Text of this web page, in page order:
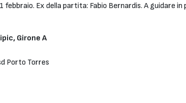
febbraio. Ex della partita: Fabio Bernardis. A guidare
Girone A
Porto Torres